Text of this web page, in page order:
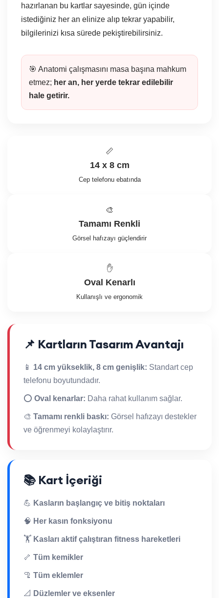
hazırlanan bu kartlar sayesinde, gün içinde
istediğiniz her an elinize alıp tekrar yapabilir,
bilgilerinizi kısa sürede pekiştirebilirsiniz.
🎯 Anatomi çalışmasını masa başına mahkum
etmez; her an, her yerde tekrar edilebilir
hale getirir.
📏
14 x 8 cm
Cep telefonu ebatında
🎨
Tamamı Renkli
Görsel hafızayı güçlendirir
✋
Oval Kenarlı
Kullanışlı ve ergonomik
📌 Kartların Tasarım Avantajı
📱 14 cm yükseklik, 8 cm genişlik: Standart cep
telefonu boyutundadır.
⭕ Oval kenarlar: Daha rahat kullanım sağlar.
🎨 Tamamı renkli baskı: Görsel hafızayı destekler
ve öğrenmeyi kolaylaştırır.
📚 Kart İçeriği
💪 Kasların başlangıç ve bitiş noktaları
🧠 Her kasın fonksiyonu
🏋️ Kasları aktif çalıştıran fitness hareketleri
🦴 Tüm kemikler
🦿 Tüm eklemler
📐 Düzlemler ve eksenler